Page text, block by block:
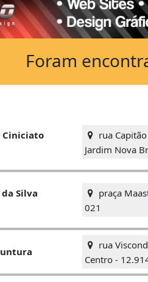
Ciniciato
rua
Jardim Nova
Silva
praça
021
rua
Centro -
Foram